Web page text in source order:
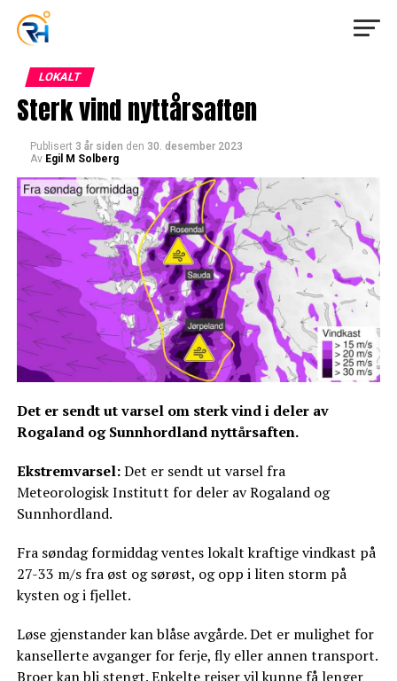
LOKALT
Sterk vind nyttårsaften
Publisert 3 år siden den 30. desember 2023
Av Egil M Solberg
Det er sendt ut varsel om sterk vind i deler av
Rogaland og Sunnhordland nyttårsaften.
Ekstremvarsel:Det er sendt ut varsel fra
Meteorologisk Institutt for deler av Rogaland og
Sunnhordland.
Fra søndag formiddag ventes lokalt kraftige vindkast på
27-33 m/s fra øst og sørøst, og opp i liten storm på
kysten og i fjellet.
Løse gjenstander kan blåse avgårde. Det er mulighet for
kansellerte avganger for ferje, fly eller annen transport.
Broer kan bli stengt. Enkelte reiser vil kunne få lenger